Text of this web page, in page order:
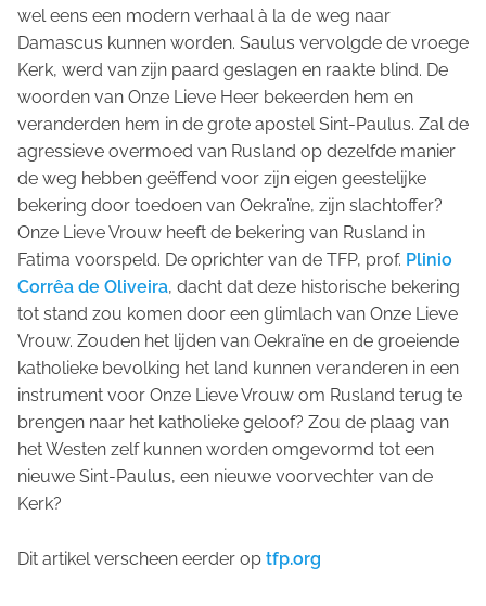
wel eens een modern verhaal à la de weg naar
Damascus kunnen worden. Saulus vervolgde de vroege
Kerk, werd van zijn paard geslagen en raakte blind. De
woorden van Onze Lieve Heer bekeerden hem en
veranderden hem in de grote apostel Sint-Paulus. Zal de
agressieve overmoed van Rusland op dezelfde manier
de weg hebben geëffend voor zijn eigen geestelijke
bekering door toedoen van Oekraïne, zijn slachtoffer?
Onze Lieve Vrouw heeft de bekering van Rusland in
Fatima voorspeld. De oprichter van de TFP, prof. Plinio
Corrêa de Oliveira, dacht dat deze historische bekering
tot stand zou komen door een glimlach van Onze Lieve
Vrouw. Zouden het lijden van Oekraïne en de groeiende
katholieke bevolking het land kunnen veranderen in een
instrument voor Onze Lieve Vrouw om Rusland terug te
brengen naar het katholieke geloof? Zou de plaag van
het Westen zelf kunnen worden omgevormd tot een
nieuwe Sint-Paulus, een nieuwe voorvechter van de
Kerk?
Dit artikel verscheen eerder op tfp.org